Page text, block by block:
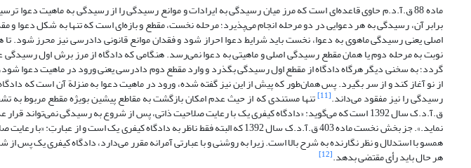
ماده 88 ق.آ.د.م حاوی قاعده‌ای است که مرز میان رسیدگی به ایرادات و موانع رسیدگی را از رسیدگی به ماهیت دعوا
برابر آن، رسیدگی به هر دعوایی در دو مرحله انجام می‌پذیرد؛ مرحله نخست، مقطع و بازه‌ای است که تنها به شکل دعوا و
اصلی یعنی رسیدگی ماهوی به دعوا، نخست باید شرایط دعوا احراز شود و فقدان موانع قانونی دادرسی نیز محرز شود.
نوبت به مرحله دوم یا همان مقطع رسیدگی اصلی و ماهیتی به دعوا نمی‌رسد. هنگامی که دادگاه از مرز برش اول رسیدگی
گردد؛ به سخنی دیگر هرگاه دادگاه از مقطع اول رسیدگی بگذرد و وارد مقطع دوم دادرسی یعنی ورود در ماهیت دعوا
از نو آغاز کند و از سر بگیرد. پس همان‌طور که پیش از این نیز گفته شده، ورود در ماهیت دعوا به منزلة آن است که
رسیدگی را نیز مفقود می‌داند.[11]
ق.آ.د.ک سال 1392 است که می‌گوید: «دادگاه کیفری یک با رعایت صلاحیت ذاتی، پس از شروع به رسیدگی
نماید.». جز بخش نخست ماده 403 ق.آ.د.ک سال 1392 که البته فقط ناظر به دادگاه کیفری یک
همسو با استدلال و نظر نگارنده به شرح بالا است. زیرا به روشنی و با عبارتی آمرانه مقرر می‌دارد، دادگاه کیفری یک پس
هر حال باید رأی مقتضی بدهد.[12]